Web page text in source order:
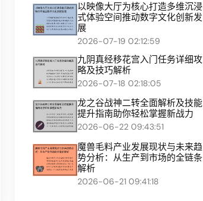
以映像大厅为核心打造多维沉浸
式体验空间推动数字文化创新发
展
2026-07-19 02:12:59
九阴真经移花宫入门任务详细攻
略及技巧解析
2026-07-18 02:18:05
龙之谷战神二转全面解析及技能
提升指南助你轻松掌握新战力
2026-06-22 09:43:51
魔兽毛料产业发展现状与未来趋
势分析：从生产到市场的全链条
解析
2026-06-21 09:41:18